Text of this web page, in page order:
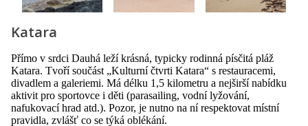
Katara
Přímo v srdci Dauhá leží krásná, typicky rodinná písčitá pláž
Katara. Tvoří součást „Kulturní čtvrti Katara“ s restauracemi,
divadlem a galeriemi. Má délku 1,5 kilometru a nejširší nabídku
aktivit pro sportovce i děti (parasailing, vodní lyžování,
nafukovací hrad atd.). Pozor, je nutno na ní respektovat místní
pravidla, zvlášť co se týká oblékání.